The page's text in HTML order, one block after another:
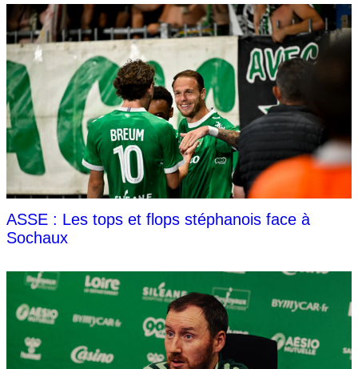
ASSE : Les tops et flops stéphanois face à
Sochaux